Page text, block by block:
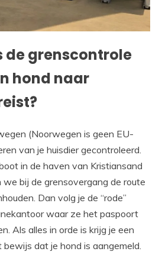
de grenscontrole
hond naar
(Noorwegen is geen EU-
van je huisdier gecontroleerd.
in de haven van Kristiansand
bij de grensovergang de route
Dan volg je de “rode”
waar ze het paspoort
Als alles in orde is krijg je een
bewijs dat je hond is aangemeld.